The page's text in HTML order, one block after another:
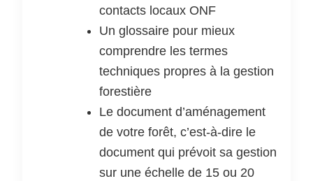
contacts locaux ONF
Un glossaire pour mieux
comprendre les termes
techniques propres à la gestion
forestière
Le document d’aménagement
de votre forêt, c’est-à-dire le
document qui prévoit sa gestion
sur une échelle de 15 ou 20